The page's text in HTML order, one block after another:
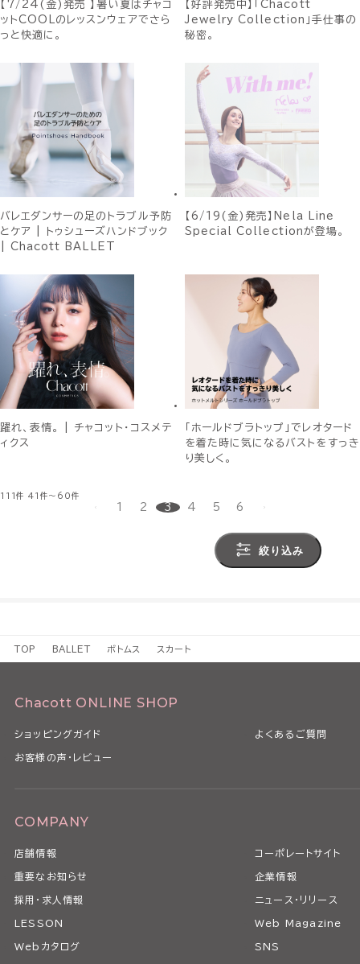
【7/24(金)発売 】暑い夏はチャコ
ットCOOLのレッスンウェアでさら
っと快適に。
【好評発売中】「Chacott
Jewelry Collection」手仕事の
秘密。
バレエダンサーの足のトラブル予防
とケア | トゥシューズハンドブック
| Chacott BALLET
【6/19(金)発売】Nela Line
Special Collectionが登場。
躍れ、表情。 | チャコット・コスメテ
ィクス
「ホールドブラトップ」でレオタード
を着た時に気になるバストをすっき
り美しく。
111件 41件～60件
1 2 3 4 5 6
絞り込み
TOP BALLET ボトムス スカート
Chacott ONLINE SHOP
ショッピングガイド よくあるご質問
お客様の声・レビュー
COMPANY
店舗情報 コーポレートサイト
重要なお知らせ 企業情報
採用・求人情報 ニュース・リリース
LESSON Web Magazine
Webカタログ SNS